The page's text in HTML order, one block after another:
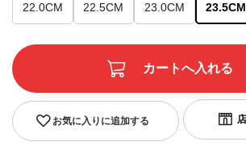
22.0CM 22.5CM 23.0CM 23.5CM
お気に入りに追加する